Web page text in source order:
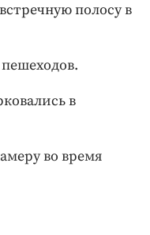
полосу в
в
во время